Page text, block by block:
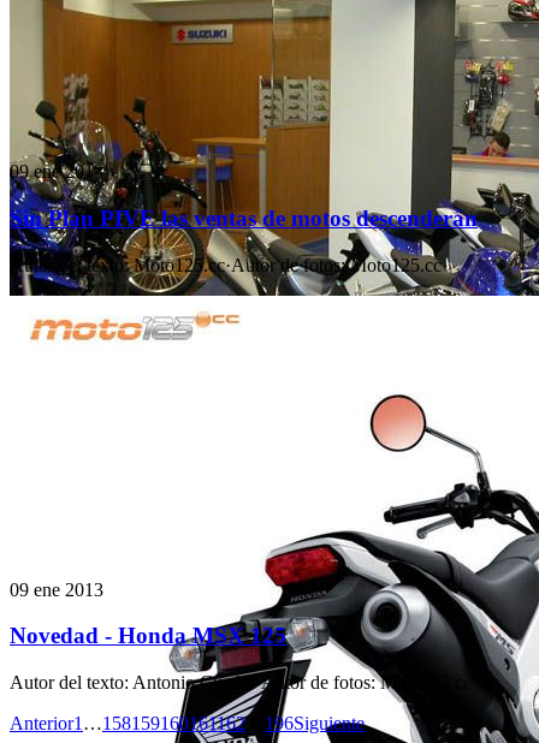
09 ene 2013
Sin Plan PIVE las ventas de motos descenderán
Autor del texto: Moto125.cc·Autor de fotos: Moto125.cc
09 ene 2013
Novedad - Honda MSX 125
Autor del texto: Antonio Cuadra ·Autor de fotos: Moto125.cc
Anterior1 …158159160161162… 196Siguiente